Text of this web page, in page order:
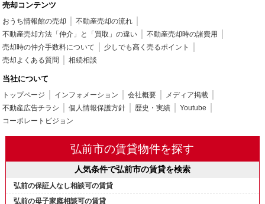
売却コンテンツ
おうち情報館の売却
不動産売却の流れ
不動産売却方法「仲介」と「買取」の違い
不動産売却時の諸費用
売却時の仲介手数料について
少しでも高く売るポイント
売却よくある質問
相続相談
当社について
トップページ インフォメーション 会社概要
メディア掲載
不動産広告チラシ
個人情報保護方針 歴史・実績
Youtube
コーポレートビジョン
弘前市の賃貸物件を探す
人気条件で弘前市の賃貸を検索
弘前の保証人なし相談可の賃貸
弘前の母子家庭相談可の賃貸